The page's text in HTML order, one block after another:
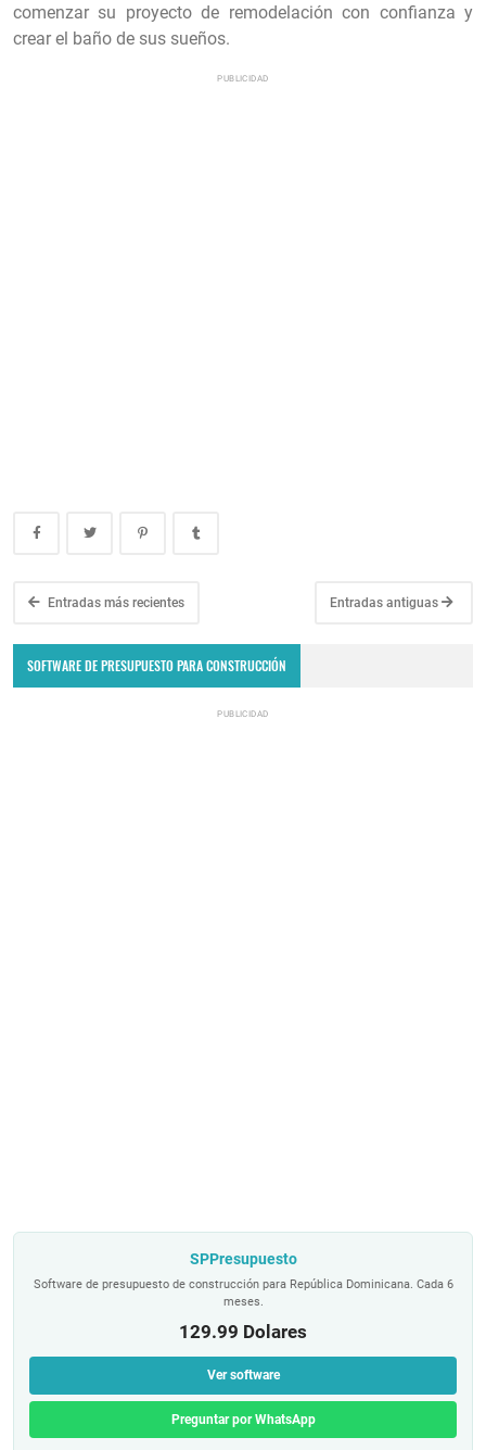
comenzar su proyecto de remodelación con confianza y
crear el baño de sus sueños.
Entradas más recientes Entradas antiguas
SOFTWARE DE PRESUPUESTO PARA CONSTRUCCIÓN
SPPresupuesto
Software de presupuesto de construcción para República Dominicana. Cada 6
meses.
129.99 Dolares
Ver software
Preguntar por WhatsApp